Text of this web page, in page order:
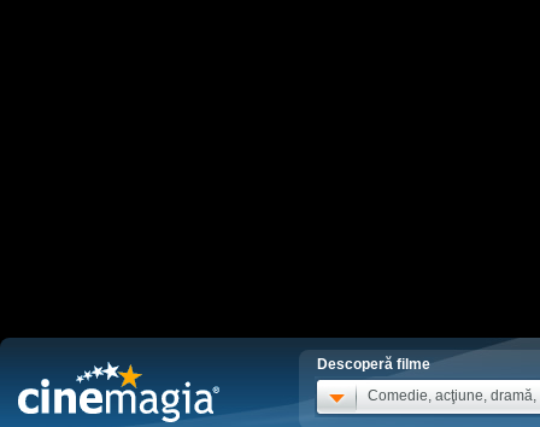
Descoperă filme
Comedie, acţiune, dramă,